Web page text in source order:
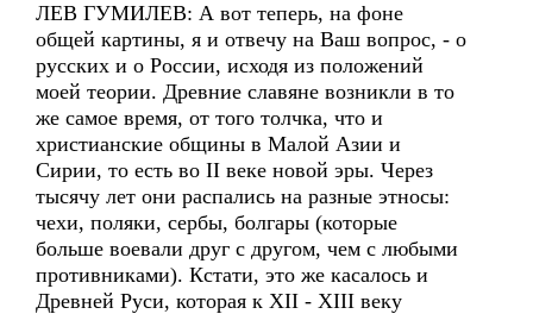
ЛЕВ ГУМИЛЕВ: А вот теперь, на фоне
общей картины, я и отвечу на Ваш вопрос, - о
русских и о России, исходя из положений
моей теории. Древние славяне возникли в то
же самое время, от того толчка, что и
христианские общины в Малой Азии и
Сирии, то есть во II веке новой эры. Через
тысячу лет они распались на разные этносы:
чехи, поляки, сербы, болгары (которые
больше воевали друг с другом, чем с любыми
противниками). Кстати, это же касалось и
Древней Руси, которая к XII - XIII веку